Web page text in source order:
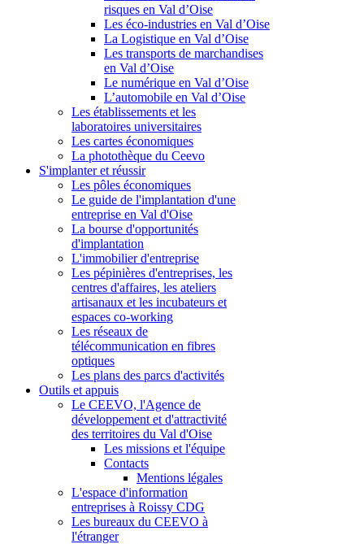
risques en Val d’Oise
Les éco-industries en Val d’Oise
La Logistique en Val d’Oise
Les transports de marchandises
en Val d’Oise
Le numérique en Val d’Oise
L’automobile en Val d’Oise
Les établissements et les
laboratoires universitaires
Les cartes économiques
La photothèque du Ceevo
S'implanter et réussir
Les pôles économiques
Le guide de l'implantation d'une
entreprise en Val d'Oise
La bourse d'opportunités
d'implantation
L'immobilier d'entreprise
Les pépinières d'entreprises, les
centres d'affaires, les ateliers
artisanaux et les incubateurs et
espaces co-working
Les réseaux de
télécommunication en fibres
optiques
Les plans des parcs d'activités
Outils et appuis
Le CEEVO, l'Agence de
développement et d'attractivité
des territoires du Val d'Oise
Les missions et l'équipe
Contacts
Mentions légales
L'espace d'information
entreprises à Roissy CDG
Les bureaux du CEEVO à
l'étranger